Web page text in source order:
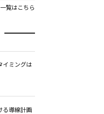
覧はこちら
イミングは
る導線計画